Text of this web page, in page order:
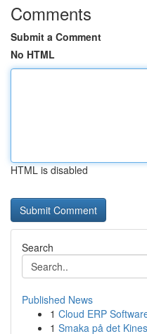
Comments
Submit a Comment
No HTML
HTML is disabled
Search
Published News
1 Cloud ERP
1 Smaka på det